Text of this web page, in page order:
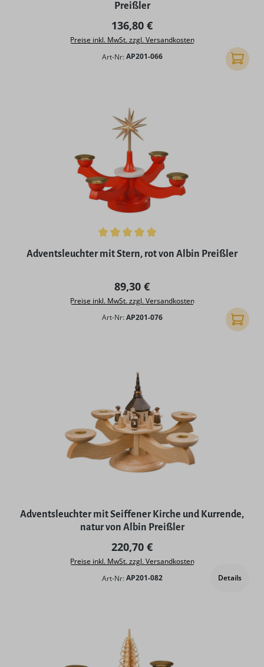
Preißler
Regulärer Preis:
136,80 €
Preise inkl. MwSt. zzgl. Versandkosten
Art-Nr: AP201-066 In den
Durchschnittliche Bewertung von 5 von 5 Sternen
Adventsleuchter mit Stern, rot von Albin Preißler
Regulärer Preis:
89,30 €
Preise inkl. MwSt. zzgl. Versandkosten
Art-Nr: AP201-076 In den
Adventsleuchter mit Seiffener Kirche und Kurrende,
natur von Albin Preißler
Regulärer Preis:
220,70 €
Preise inkl. MwSt. zzgl. Versandkosten
Art-Nr: AP201-082 Details